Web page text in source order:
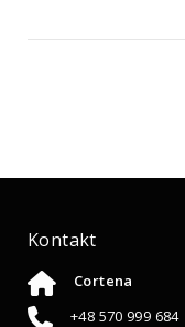
Kontakt
Cortena
+48 570 999 684